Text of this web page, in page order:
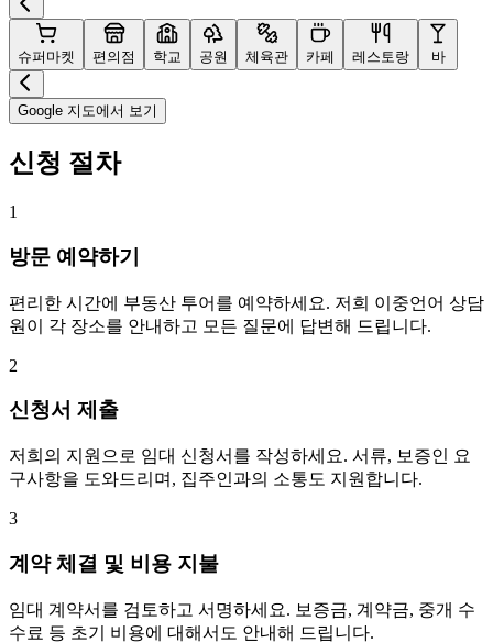
슈퍼마켓 편의점 학교 공원 체육관 카페 레스토랑 바
Google 지도에서 보기
신청 절차
1
방문 예약하기
편리한 시간에 부동산 투어를 예약하세요. 저희 이중언어 상담
원이 각 장소를 안내하고 모든 질문에 답변해 드립니다.
2
신청서 제출
저희의 지원으로 임대 신청서를 작성하세요. 서류, 보증인 요
구사항을 도와드리며, 집주인과의 소통도 지원합니다.
3
계약 체결 및 비용 지불
임대 계약서를 검토하고 서명하세요. 보증금, 계약금, 중개 수
수료 등 초기 비용에 대해서도 안내해 드립니다.